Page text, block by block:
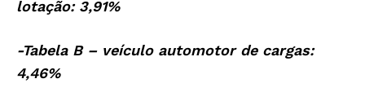
lotação: 3,91%
-Tabela B – veículo automotor de cargas:
4,46%